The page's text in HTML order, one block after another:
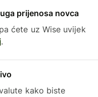
prijenosa novca
ćete uz Wise uvijek
.
kako biste